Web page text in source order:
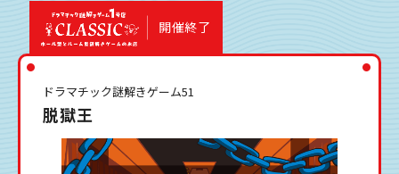
開催終了
ドラマチック謎解きゲーム51
脱獄王